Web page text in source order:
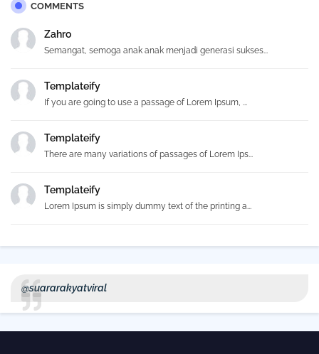
COMMENTS
Zahro
Semangat, semoga anak anak menjadi generasi sukses...
Templateify
If you are going to use a passage of Lorem Ipsum, ...
Templateify
There are many variations of passages of Lorem Ips...
Templateify
Lorem Ipsum is simply dummy text of the printing a...
@suararakyatviral